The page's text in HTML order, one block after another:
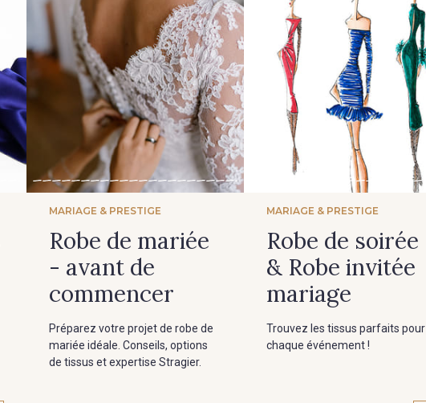
MARIAGE & PRESTIGE
Robe de mariée
- avant de
commencer
Préparez votre projet de robe de
mariée idéale. Conseils, options
de tissus et expertise Stragier.
MARIAGE & PRESTIGE
Robe de soirée
& Robe invitée
mariage
Trouvez les tissus parfaits pour
chaque événement !